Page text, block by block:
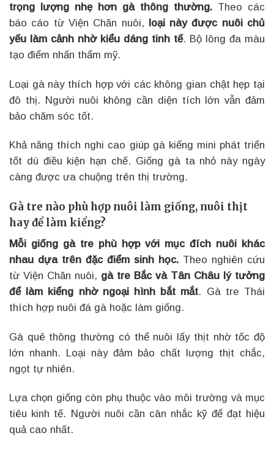
trọng lượng nhẹ hơn gà thông thường. Theo các
báo cáo từ Viện Chăn nuôi, loại này được nuôi chủ
yếu làm cảnh nhờ kiểu dáng tinh tế. Bộ lông đa màu
tạo điểm nhấn thẩm mỹ.
Loại gà này thích hợp với các không gian chật hẹp tại
đô thị. Người nuôi không cần diện tích lớn vẫn đảm
bảo chăm sóc tốt.
Khả năng thích nghi cao giúp gà kiểng mini phát triển
tốt dù điều kiện hạn chế. Giống gà ta nhỏ này ngày
càng được ưa chuộng trên thị trường.
Gà tre nào phù hợp nuôi làm giống, nuôi thịt
hay để làm kiểng?
Mỗi giống gà tre phù hợp với mục đích nuôi khác
nhau dựa trên đặc điểm sinh học. Theo nghiên cứu
từ Viện Chăn nuôi, gà tre Bắc và Tân Châu lý tưởng
để làm kiểng nhờ ngoại hình bắt mắt. Gà tre Thái
thích hợp nuôi đá gà hoặc làm giống.
Gà quê thông thường có thể nuôi lấy thịt nhờ tốc độ
lớn nhanh. Loại này đảm bảo chất lượng thịt chắc,
ngọt tự nhiên.
Lựa chọn giống còn phụ thuộc vào môi trường và mục
tiêu kinh tế. Người nuôi cần cân nhắc kỹ để đạt hiệu
quả cao nhất.